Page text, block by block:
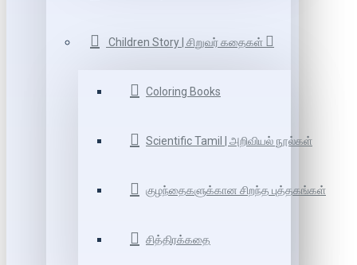
Children Story | சிறுவர் கதைகள்
Coloring Books
Scientific Tamil | அறிவியல் நூல்கள்
குழந்தைகளுக்கான சிறந்த புத்தகங்கள்
சித்திரக்கதை